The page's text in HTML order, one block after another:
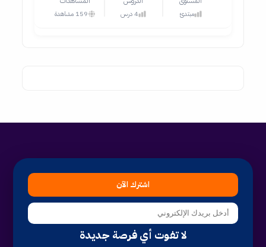
مبتدئ 4 درس 159 مشاهدة
اشترك الآن
لا تفوت أي فرصة جديدة